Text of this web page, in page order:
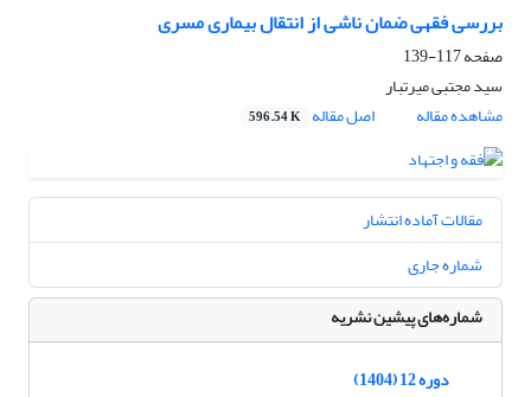
بررسی فقهی ضمان ناشی از انتقال بیماری مسری
صفحه117-139
سید مجتبی میرتبار
مشاهده مقاله
اصل مقاله 596.54 K
مقالات آماده انتشار
شماره جاری
شماره‌های پیشین نشریه
دوره 12 (1404)